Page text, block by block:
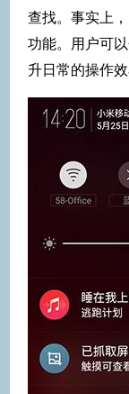
查找。事实上
功能。用户可
升日常的操作效